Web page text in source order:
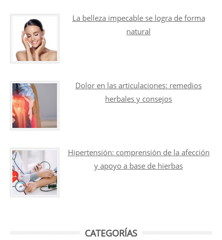
La belleza impecable se logra de forma
natural
Dolor en las articulaciones: remedios
herbales y consejos
Hipertensión: comprensión de la afección
y apoyo a base de hierbas
CATEGORÍAS